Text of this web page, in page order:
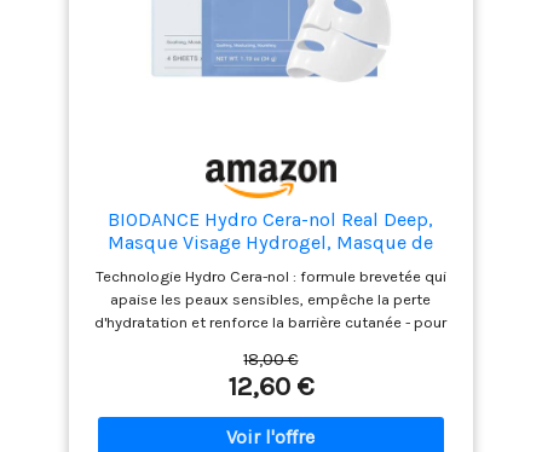
nuit, livrant les ingrédients actifs en profondeur
dans la peau. Adapté à un usage le matin
BIODANCE Hydro Cera-nol Real Deep,
Masque Visage Hydrogel, Masque de
Nuit Hydratant et Apaisant, Soin Après-
Soleil, K-Beauty Coréenne, 4 Masques
Technologie Hydro Cera-nol : formule brevetée qui
apaise les peaux sensibles, empêche la perte
d'hydratation et renforce la barrière cutanée - pour
des glaciers : une eau très pure qui hydrate
intensément la peau et forme une couche
d'hydratation protectrice - pour une fraîcheur
durable Réduit les irritations de la peau : Des
18,00 €
12,60 €